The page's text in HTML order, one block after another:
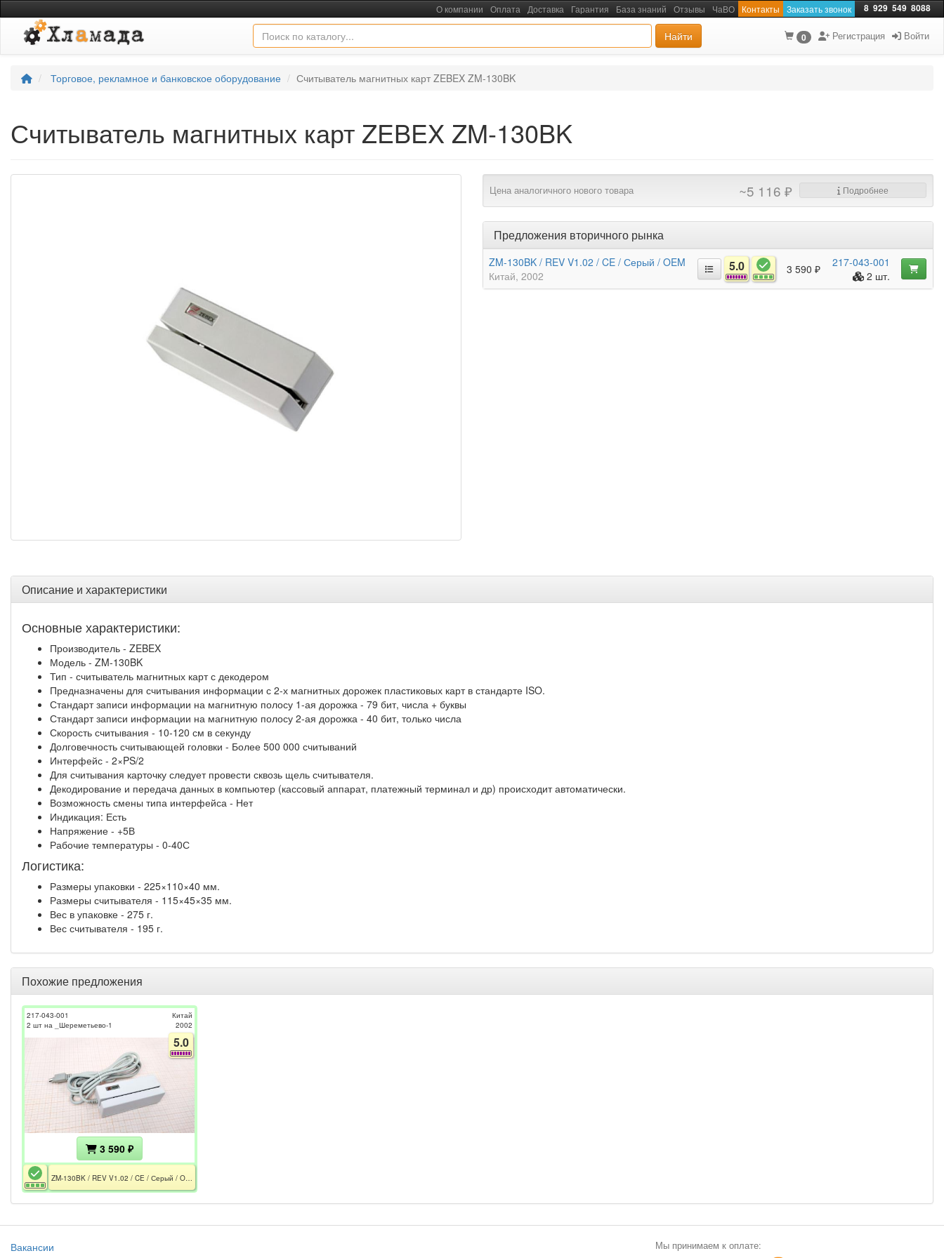
О компании Оплата Доставка Гарантия База знаний Отзывы ЧаВО Контакты Заказать звонок 8 929 549 8088
Найти 0 Регистрация Войти
Торговое, рекламное и банковское оборудование Считыватель магнитных карт ZEBEX ZM-130BK
Считыватель магнитных карт ZEBEX ZM-130BK
Цена аналогичного нового товара ~5 116 ₽ Подробнее
Предложения вторичного рынка
ZM-130BK / REV V1.02 / CE / Серый / OEM
Китай 2002
5.0 3 590 ₽
217-043-001
2 шт.
Описание и характеристики
Основные характеристики:
Производитель - ZEBEX
Модель - ZM-130BK
Тип - считыватель магнитных карт с декодером
Предназначены для считывания информации с 2-х магнитных дорожек пластиковых карт в стандарте ISO.
Стандарт записи информации на магнитную полосу 1-ая дорожка - 79 бит, числа + буквы
Стандарт записи информации на магнитную полосу 2-ая дорожка - 40 бит, только числа
Скорость считывания - 10-120 см в секунду
Долговечность считывающей головки - Более 500 000 считываний
Интерфейс - 2×PS/2
Для считывания карточку следует провести сквозь щель считывателя.
Декодирование и передача данных в компьютер (кассовый аппарат, платежный терминал и др) происходит автоматически.
Возможность смены типа интерфейса - Нет
Индикация: Есть
Напряжение - +5В
Рабочие температуры - 0-40С
Логистика:
Размеры упаковки - 225×110×40 мм.
Размеры считывателя - 115×45×35 мм.
Вес в упаковке - 275 г.
Вес считывателя - 195 г.
Похожие предложения
217-043-001
2 шт на _Шереметьево-1
Китай
2002
5.0
3 590 ₽
Вакансии
Мы принимаем к оплате: